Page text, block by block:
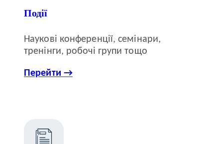
Події
Наукові конференції, семінари,
тренінги, робочі групи тощо
Перейти →